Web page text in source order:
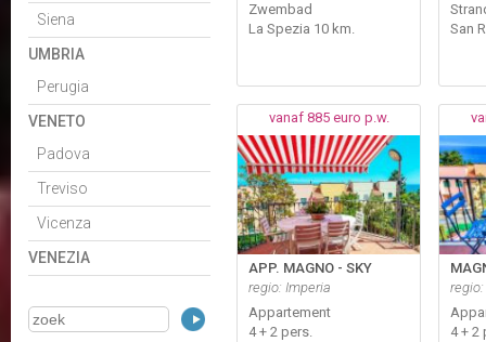
Siena
UMBRIA
Perugia
VENETO
Padova
Treviso
Vicenza
VENEZIA
Zwembad
La Spezia 10 km.
San
vanaf 885 euro p.w.
APP. MAGNO - SKY
regio: Imperia
Appartement
4 + 2 pers.
4 + 2